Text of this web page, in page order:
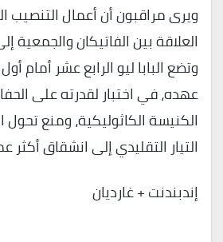
ويرى مراقبون أن أعمال التنصيب
العلاقة بين الفاتيكان والجمعية
وتضع البابا ليو الرابع عشر أمام
عهده، في اختبار لقدرته على
الكنيسة الكاثوليكية، ومنع تحول
التيار التقليدي إلى انشقاق أكثر
إندبندنت + غارديان